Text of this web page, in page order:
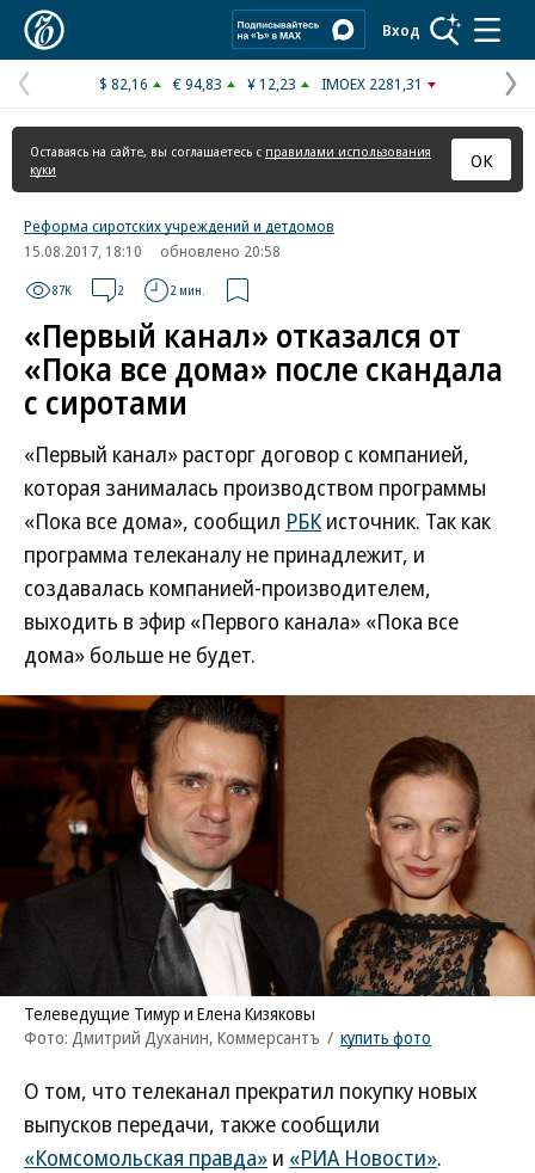
Вход
Предыдущая
страница
$ 82,16 € 94,83 ¥ 12,23 IMOEX 2281,31
Оставаясь на сайте, вы соглашаетесь с правилами использования
куки
ОК
Реформа сиротских учреждений и детдомов
15.08.2017, 18:10
обновлено 20:58
87K 2 2 мин.
«Первый канал» отказался от
«Пока все дома» после скандала
с сиротами
«Первый канал» расторг договор с компанией,
которая занималась производством программы
«Пока все дома», сообщил РБКисточник. Так как
программа телеканалу не принадлежит, и
создавалась компанией-производителем,
выходить в эфир «Первого канала» «Пока все
дома» больше не будет.
Телеведущие Тимур и Елена Кизяковы
Фото: Дмитрий Духанин, Коммерсантъ / купить фото
О том, что телеканал прекратил покупку новых
выпусков передачи, также сообщили
«Комсомольская правда» и «РИА Новости».